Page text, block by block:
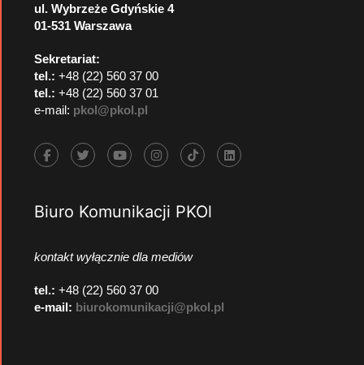
ul. Wybrzeże Gdyńskie 4
01-531 Warszawa
Sekretariat:
tel.: +48 (22) 560 37 00
tel.: +48 (22) 560 37 01
e-mail: pkol@pkol.pl
Biuro Komunikacji PKOl
kontakt wyłącznie dla mediów
tel.: +48 (22) 560 37 00
e-mail: biurokomunikacji@pkol.pl